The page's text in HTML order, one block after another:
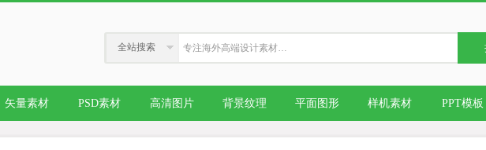
全站搜索
矢量素材 PSD素材 高清图片 背景纹理 平面图形 样机素材 PPT模板